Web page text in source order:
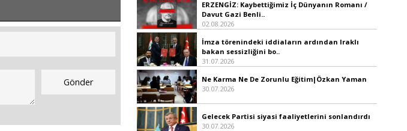
ERZENGİZ: Kaybettiğimiz İç Dünyanın Romanı /
Davut Gazi Benli..
02.08.2026
İmza törenindeki iddiaların ardından Iraklı
bakan sessizliğini bo..
31.07.2026
Ne Karma Ne De Zorunlu Eğitim|Özkan Yaman
30.07.2026
Gelecek Partisi siyasi faaliyetlerini sonlandırdı
30.07.2026